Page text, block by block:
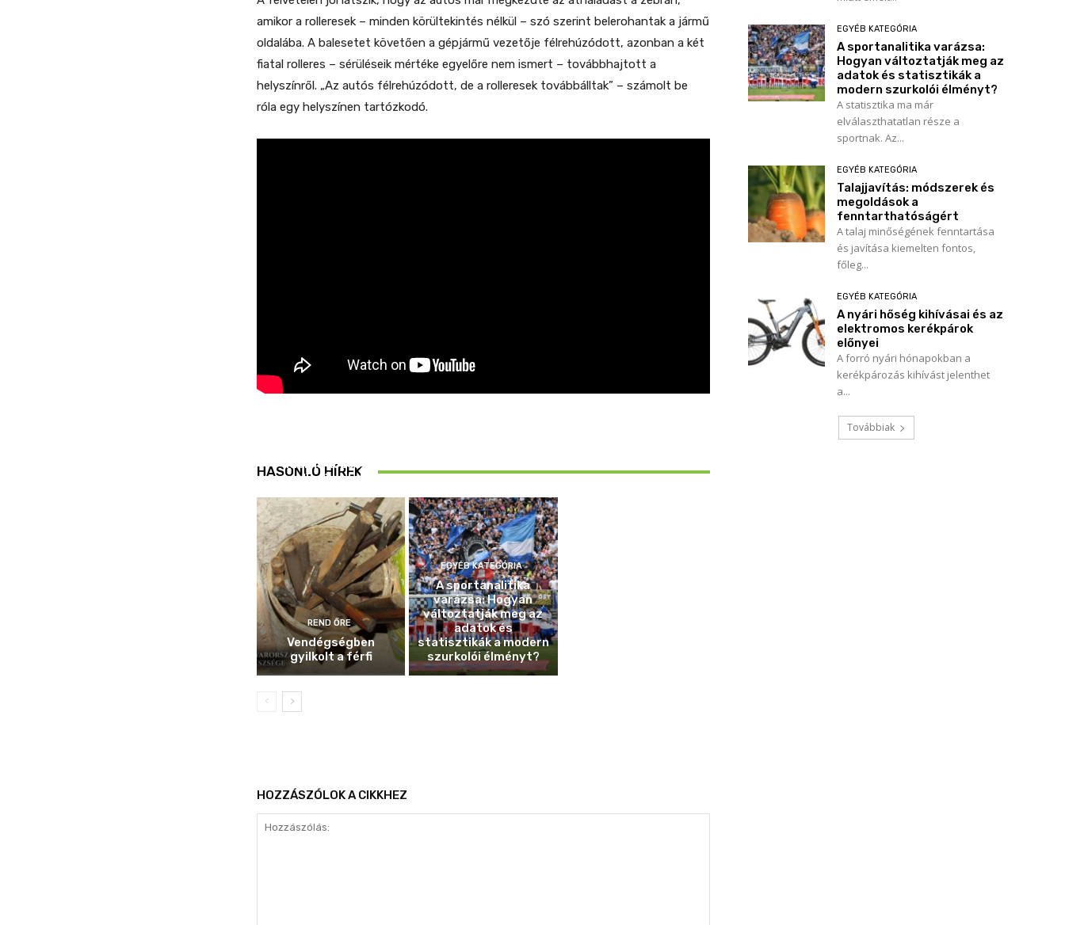
amikor a rolleresek – minden körültekintés nélkül – szó szerint belerohantak a jármű
oldalába. A balesetet követően a gépjármű vezetője félrehúzódott, azonban a két
fiatal rolleres – sérüléseik mértéke egyelőre nem ismert – továbbhajtott a
helyszínről. „Az autós félrehúzódott, de a rolleresek továbbálltak” – számolt be
róla egy helyszínen tartózkodó.
HASONLÓ HÍREK
Idén is közösen
ellenőriztek
REND ŐRE
Vendégségben
gyilkolt a férfi
EGYÉB KATEGÓRIA
A sportanalitika
varázsa: Hogyan
változtatják meg az
adatok és
statisztikák a modern
szurkolói élményt?
HOZZÁSZÓLOK A CIKKHEZ
EGYÉB KATEGÓRIA
A sportanalitika varázsa:
Hogyan változtatják meg az
adatok és statisztikák a
modern szurkolói élményt?
A statisztika ma már
elválaszthatatlan része a
sportnak. Az...
EGYÉB KATEGÓRIA
Talajjavítás: módszerek és
megoldások a
fenntarthatóságért
A talaj minőségének fenntartása
és javítása kiemelten fontos,
főleg...
EGYÉB KATEGÓRIA
A nyári hőség kihívásai és az
elektromos kerékpárok
előnyei
A forró nyári hónapokban a
kerékpározás kihívást jelenthet
a...
Továbbiak